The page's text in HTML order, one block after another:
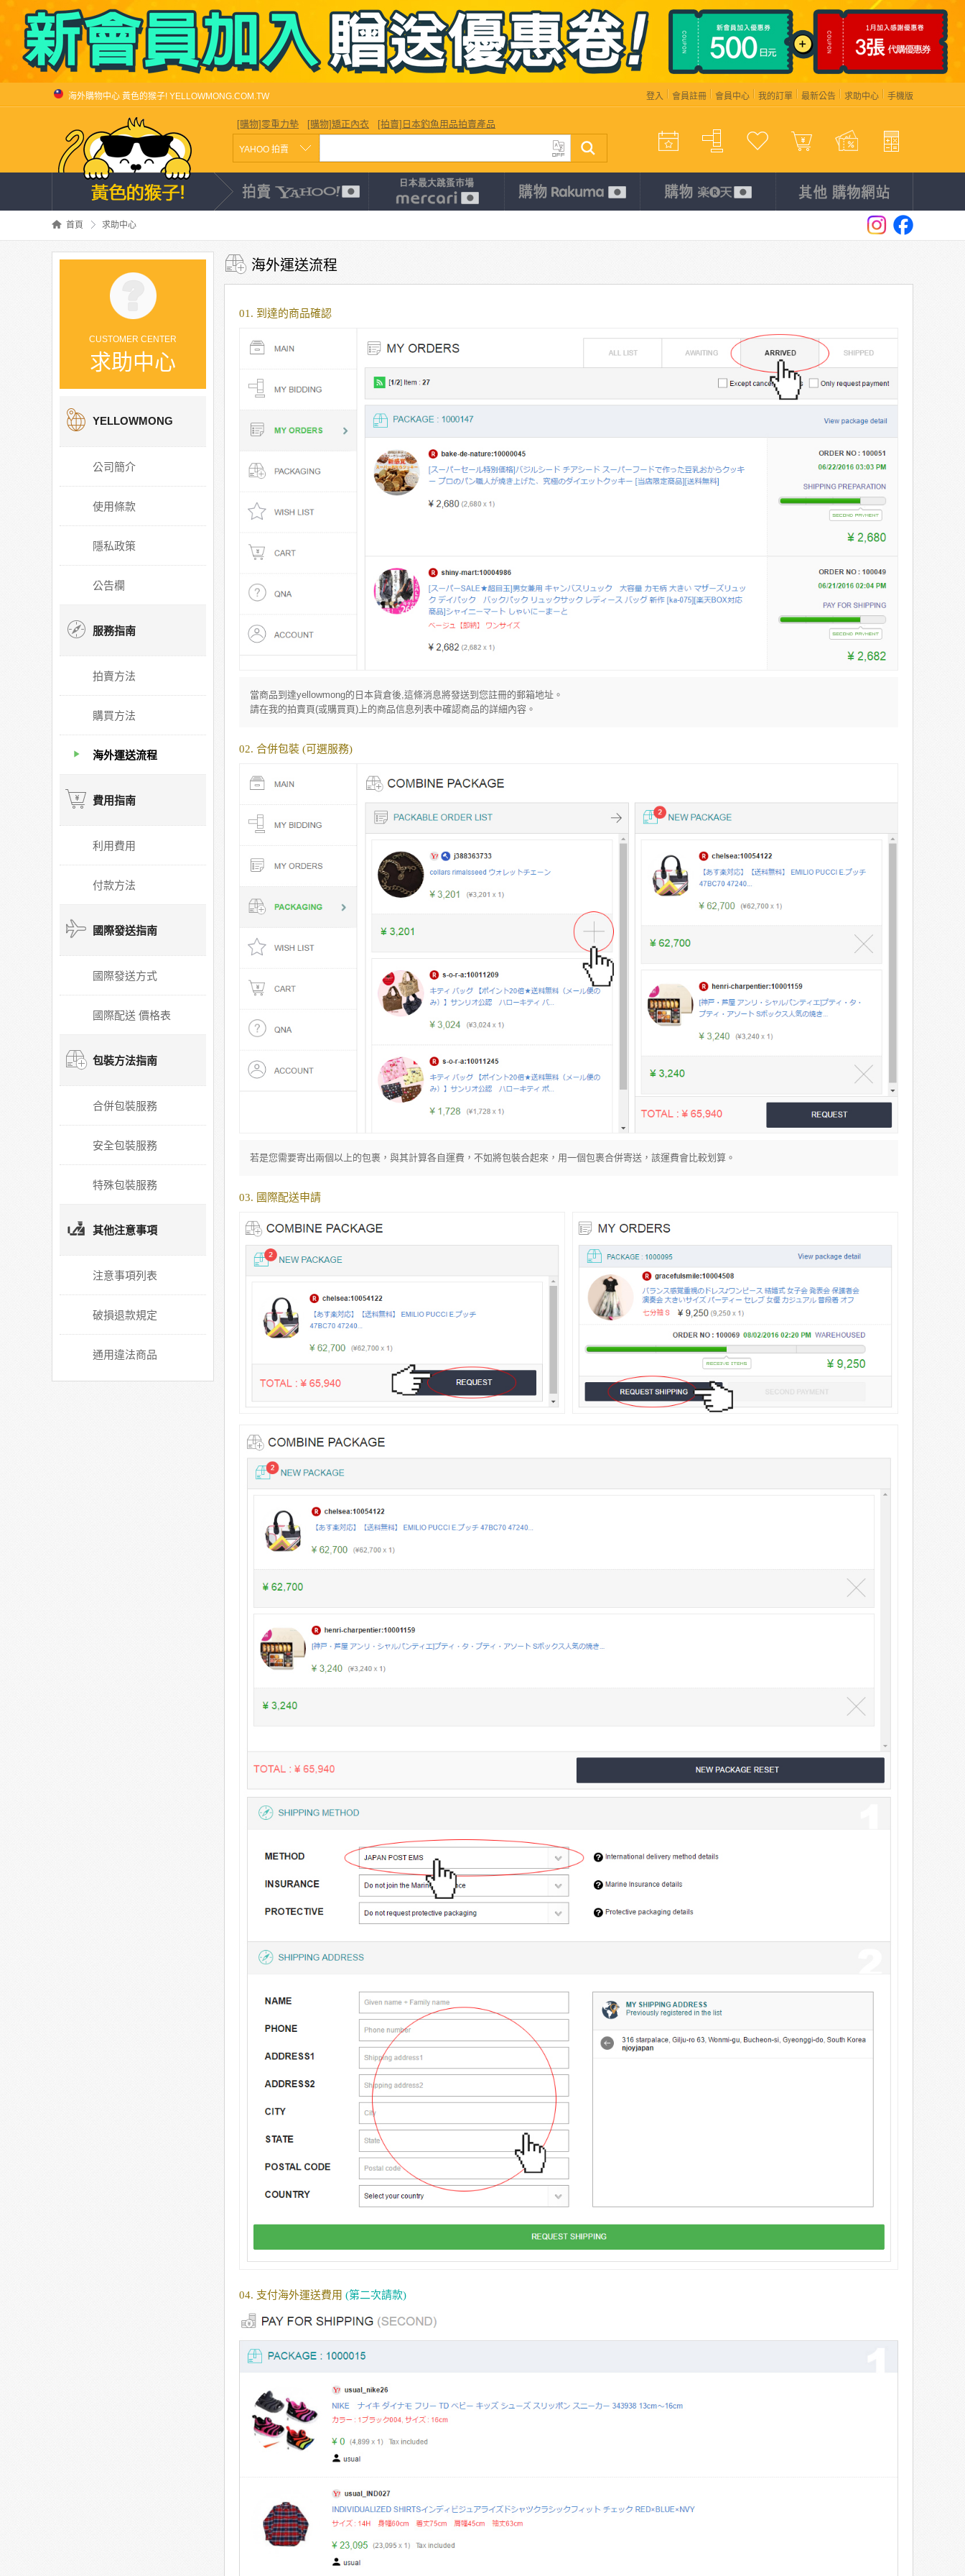
海外購物中心 黃色的猴子! YELLOWMONG.COM.TW 登入 會員註冊 會員中心 我的訂單 最新公告 求助中心 手機版
[購物]零重力墊 [購物]矯正內衣 [拍賣]日本釣魚用品拍賣產品
首頁 求助中心
CUSTOMER CENTER
求助中心
YELLOWMONG
公司簡介
使用條款
隱私政策
公告欄
服務指南
拍賣方法
購買方法
海外運送流程
費用指南
利用費用
付款方法
國際發送指南
國際發送方式
國際配送 價格表
包裝方法指南
合併包裝服務
安全包裝服務
特殊包裝服務
其他注意事項
注意事項列表
破損退款規定
通用違法商品
海外運送流程
01. 到達的商品確認
當商品到達yellowmong的日本貨倉後,這條消息將發送到您註冊的郵箱地址。
請在我的拍賣頁(或購買頁)上的商品信息列表中確認商品的詳細內容。
02. 合併包裝 (可選服務)
若是您需要寄出兩個以上的包裹，與其計算各自運費，不如將包裝合起來，用一個包裹合併寄送，該運費會比較划算。
03. 國際配送申請
04. 支付海外運送費用 (第二次請款)